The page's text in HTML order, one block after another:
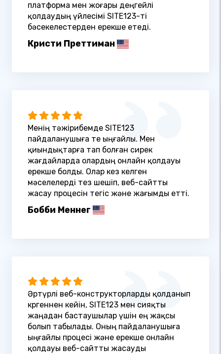
платформа мен жоғары деңгейлі
қолдаудың үйлесімі SITE123-ті
бәсекелестерден ерекше етеді.
Кристи Преттиман
Менің тәжірибемде SITE123
пайдаланушыға өте ыңғайлы. Мен
қиындықтарға тап болған сирек
жағдайларда олардың онлайн қолдауы
ерекше болды. Олар кез келген
мәселелерді тез шешіп, веб-сайтты
жасау процесін тегіс және жағымды етті.
Бобби Меннег
Әртүрлі веб-конструкторларды қолданып
көргеннен кейін, SITE123 мен сияқты
жаңадан бастаушылар үшін ең жақсы
болып табылады. Оның пайдаланушыға
ыңғайлы процесі және ерекше онлайн
қолдауы веб-сайтты жасауды